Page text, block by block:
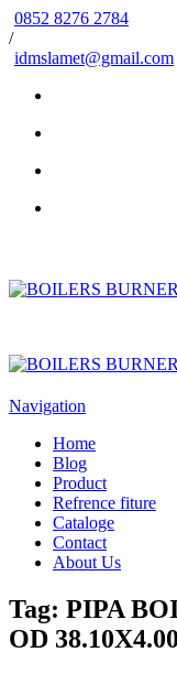
0852 8276 2784
/
idmslamet@gmail.com
Navigation
Home
Blog
Product
Refrence fiture
Cataloge
Contact
About Us
Tag: PIPA
OD